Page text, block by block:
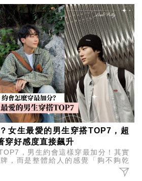
女生最愛的男生穿搭TOP7，超
穿好感度直接飆升
，男生約會這樣穿最加分！其實
，而是整體給人的感覺「夠不夠乾
握幾個簡單公式就能輕鬆穿出好感